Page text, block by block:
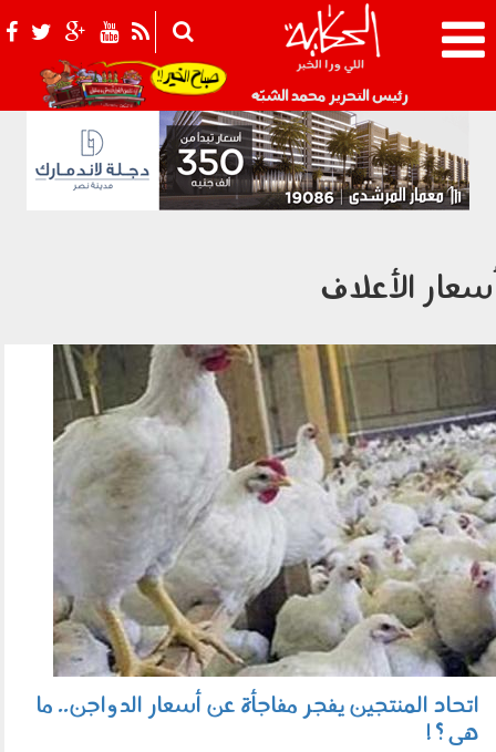
رئيس التحرير محمد الشبّه 021_2.png
الأعلاف
أسعار الدواجن
اتحاد المنتجين يفجر مفاجأة عن أسعار الدواجن.. ما
هى ؟ !